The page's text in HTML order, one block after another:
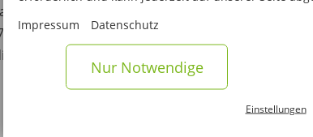
Impressum
Datenschutz
Nur Notwendige
Einstellungen
der persönlichen Ausbildungsberatung,
teilnehmen (gerne mit
Termin vereinbaren. Weitere